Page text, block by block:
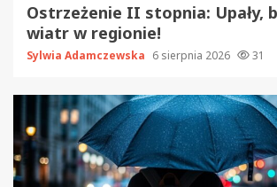
Ostrzeżenie II stopnia: Upały,
wiatr w regionie!
Sylwia Adamczewska 6 sierpnia 2026 31